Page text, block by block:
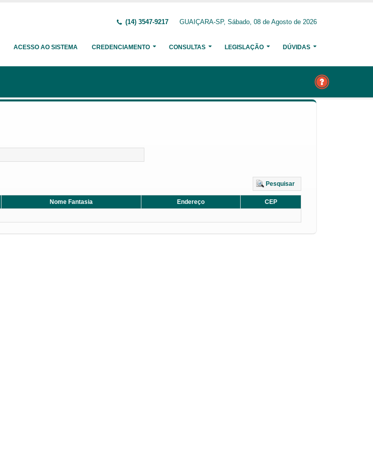
(14) 3547-9217 GUAIÇARA-SP, Sábado, 08 de Agosto de 2026
ACESSO AO SISTEMA CREDENCIAMENTO CONSULTAS LEGISLAÇÃO DÚVIDAS
Pesquisar
Nome Fantasia Endereço
CEP